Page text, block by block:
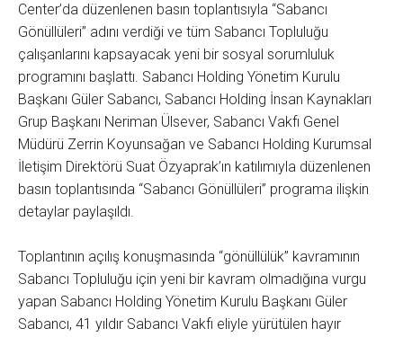
Center’da düzenlenen basın toplantısıyla “Sabancı
Gönüllüleri” adını verdiği ve tüm Sabancı Topluluğu
çalışanlarını kapsayacak yeni bir sosyal sorumluluk
programını başlattı. Sabancı Holding Yönetim Kurulu
Başkanı Güler Sabancı, Sabancı Holding İnsan Kaynakları
Grup Başkanı Neriman Ülsever, Sabancı Vakfı Genel
Müdürü Zerrin Koyunsağan ve Sabancı Holding Kurumsal
İletişim Direktörü Suat Özyaprak’ın katılımıyla düzenlenen
basın toplantısında “Sabancı Gönüllüleri” programa ilişkin
detaylar paylaşıldı.
Toplantının açılış konuşmasında “gönüllülük” kavramının
Sabancı Topluluğu için yeni bir kavram olmadığına vurgu
yapan Sabancı Holding Yönetim Kurulu Başkanı Güler
Sabancı, 41 yıldır Sabancı Vakfı eliyle yürütülen hayır